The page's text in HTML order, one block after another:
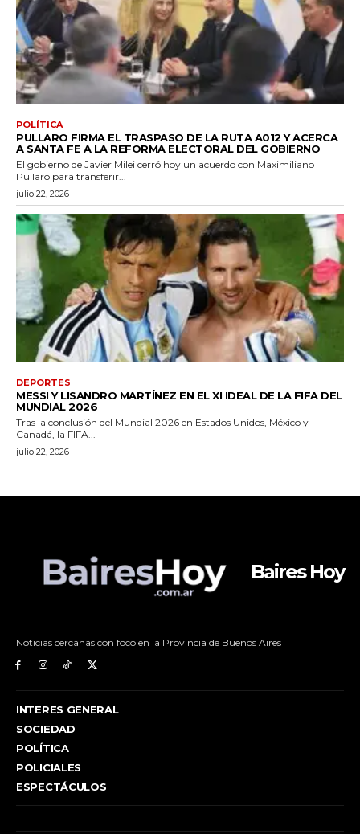
Baires Hoy
Noticias cercanas con foco en la Provincia de Buenos Aires
INTERES GENERAL
SOCIEDAD
POLÍTICA
POLICIALES
ESPECTÁCULOS